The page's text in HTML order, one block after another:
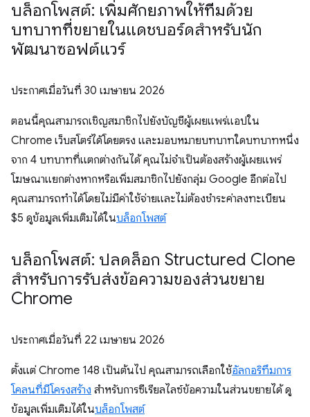
บล็อกโพสต์: เพิ่มศักยภาพให้ทีมด้วย
บทบาทที่ขยายในแดชบอร์ดสำหรับนัก
พัฒนาซอฟต์แวร์
ประกาศเมื่อวันที่ 30 เมษายน 2026
ตอนนี้คุณสามารถเชิญสมาชิกไปยังบัญชีผู้เผยแพร่แอปใน
Chrome เว็บสโตร์ได้โดยตรง และมอบหมายบทบาทใดบทบาทหนึ่ง
จาก 4 บทบาทที่แตกต่างกันได้ คุณไม่จำเป็นต้องสร้างผู้เผยแพร่
โฆษณาแยกต่างหากหรือเพิ่มสมาชิกไปยังกลุ่ม Google อีกต่อไป
คุณสามารถทำได้โดยไม่มีค่าใช้จ่ายและไม่ต้องชำระค่าลงทะเบียน
$5 ดูข้อมูลเพิ่มเติมได้ในบล็อกโพสต์
บล็อกโพสต์: ปลดล็อก Structured Clone
สำหรับการรับส่งข้อความของส่วนขยาย
Chrome
ประกาศเมื่อวันที่ 22 เมษายน 2026
ตั้งแต่ Chrome 148 เป็นต้นไป คุณสามารถเลือกใช้อัลกอริทึมการ
โคลนที่มีโครงสร้าง สำหรับการซีเรียลไลซ์ข้อความในส่วนขยายได้ ดู
ข้อมูลเพิ่มเติมได้ในบล็อกโพสต์